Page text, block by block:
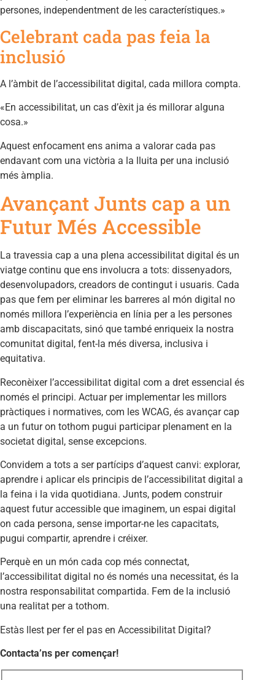
persones, independentment de les característiques.»
Celebrant cada pas feia la
inclusió
A l’àmbit de l’accessibilitat digital, cada millora compta.
«En accessibilitat, un cas d’èxit ja és millorar alguna
cosa.»
Aquest enfocament ens anima a valorar cada pas
endavant com una victòria a la lluita per una inclusió
més àmplia.
Avançant Junts cap a un
Futur Més Accessible
La travessia cap a una plena accessibilitat digital és un
viatge continu que ens involucra a tots: dissenyadors,
desenvolupadors, creadors de contingut i usuaris. Cada
pas que fem per eliminar les barreres al món digital no
només millora l’experiència en línia per a les persones
amb discapacitats, sinó que també enriqueix la nostra
comunitat digital, fent-la més diversa, inclusiva i
equitativa.
Reconèixer l’accessibilitat digital com a dret essencial és
només el principi. Actuar per implementar les millors
pràctiques i normatives, com les WCAG, és avançar cap
a un futur on tothom pugui participar plenament en la
societat digital, sense excepcions.
Convidem a tots a ser partícips d’aquest canvi: explorar,
aprendre i aplicar els principis de l’accessibilitat digital a
la feina i la vida quotidiana. Junts, podem construir
aquest futur accessible que imaginem, un espai digital
on cada persona, sense importar-ne les capacitats,
pugui compartir, aprendre i créixer.
Perquè en un món cada cop més connectat,
l’accessibilitat digital no és només una necessitat, és la
nostra responsabilitat compartida. Fem de la inclusió
una realitat per a tothom.
Estàs llest per fer el pas en Accessibilitat Digital?
Contacta’ns per començar!